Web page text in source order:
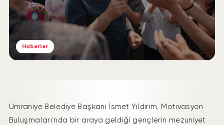
Ümraniye Belediyesi ’ni Takip Edin
Haberler
Ümraniye Belediye Başkanı İsmet Yıldırım, Motivasyon
Buluşmaları’nda bir araya geldiği gençlerin mezuniyet